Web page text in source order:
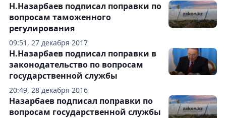
09:51, 27 декабря 2017
Н.Назарбаев подписал поправки по
вопросам таможенного
регулирования
20:49, 28 декабря 2016
Н.Назарбаев подписал поправки в
законодательство по вопросам
государственной службы
Назарбаев подписал поправки по
вопросам государственной службы